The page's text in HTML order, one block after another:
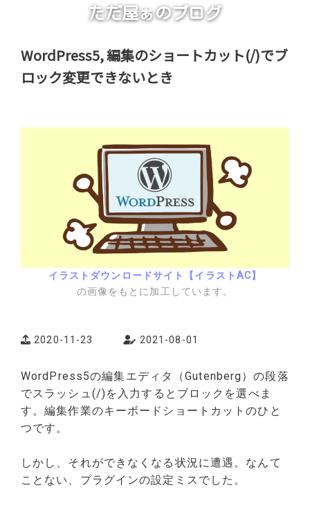
ただ屋ぁのブログ
WordPress5, 編集のショートカット(/)でブ
ロック変更できないとき
イラストダウンロードサイト【イラストAC】
の画像をもとに加工しています。
2020-11-23 2021-08-01
WordPress5の編集エディタ（Gutenberg）の段落
でスラッシュ(/)を入力するとブロックを選べま
す。編集作業のキーボードショートカットのひと
つです。
しかし、それができなくなる状況に遭遇。なんて
ことない、プラグインの設定ミスでした。